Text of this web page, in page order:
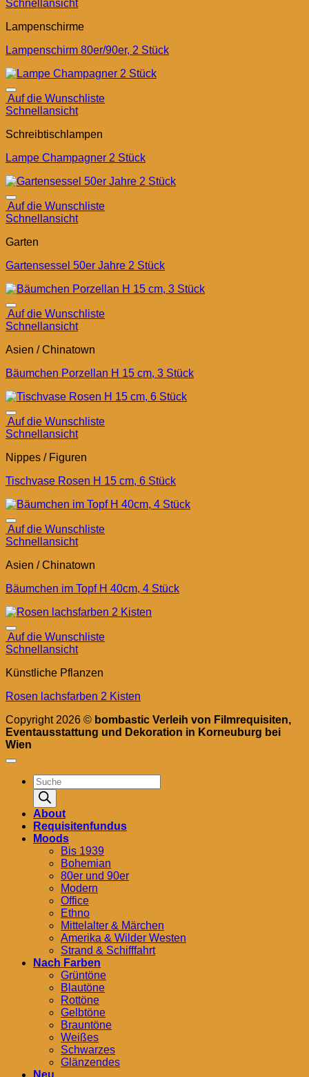
Schnellansicht
Lampenschirme
Lampenschirm 80er/90er, 2 Stück
Auf die Wunschliste
Schnellansicht
Schreibtischlampen
Lampe Champagner 2 Stück
Auf die Wunschliste
Schnellansicht
Garten
Gartensessel 50er Jahre 2 Stück
Auf die Wunschliste
Schnellansicht
Asien / Chinatown
Bäumchen Porzellan H 15 cm, 3 Stück
Auf die Wunschliste
Schnellansicht
Nippes / Figuren
Tischvase Rosen H 15 cm, 6 Stück
Auf die Wunschliste
Schnellansicht
Asien / Chinatown
Bäumchen im Topf H 40cm, 4 Stück
Auf die Wunschliste
Schnellansicht
Künstliche Pflanzen
Rosen lachsfarben 2 Kisten
Copyright 2026 © bombastic Verleih von Filmrequisiten,
Eventausstattung und Dekoration in Korneuburg bei
Wien
Products
search
About
Requisitenfundus
Moods
Bis 1939
Bohemian
80er und 90er
Modern
Office
Ethno
Mittelalter & Märchen
Amerika & Wilder Westen
Strand & Schifffahrt
Nach Farben
Grüntöne
Blautöne
Rottöne
Gelbtöne
Brauntöne
Weißes
Schwarzes
Glänzendes
Neu